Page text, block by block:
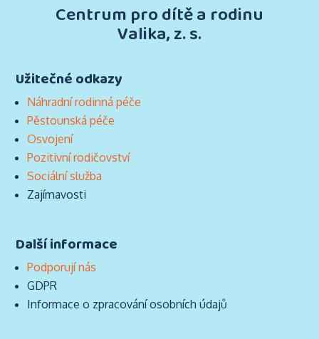
Centrum pro dítě a rodinu
Valika, z. s.
Užitečné odkazy
Náhradní rodinná péče
Pěstounská péče
Osvojení
Pozitivní rodičovství
Sociální služba
Zajímavosti
Další informace
Podporují nás
GDPR
Informace o zpracování osobních údajů